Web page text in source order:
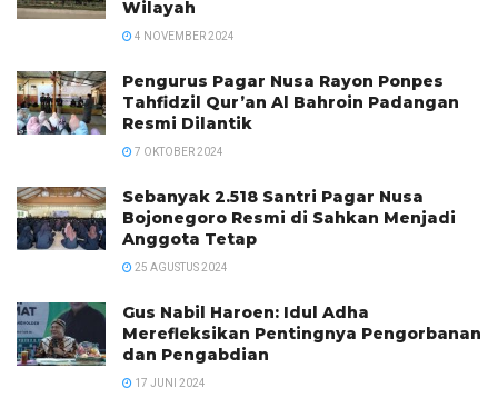
Wilayah
4 NOVEMBER 2024
Pengurus Pagar Nusa Rayon Ponpes
Tahfidzil Qur’an Al Bahroin Padangan
Resmi Dilantik
7 OKTOBER 2024
Sebanyak 2.518 Santri Pagar Nusa
Bojonegoro Resmi di Sahkan Menjadi
Anggota Tetap
25 AGUSTUS 2024
Gus Nabil Haroen: Idul Adha
Merefleksikan Pentingnya Pengorbanan
dan Pengabdian
17 JUNI 2024